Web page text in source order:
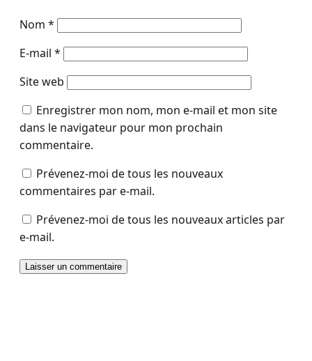
Nom *
E-mail *
Site web
Enregistrer mon nom, mon e-mail et mon site
dans le navigateur pour mon prochain
commentaire.
Prévenez-moi de tous les nouveaux
commentaires par e-mail.
Prévenez-moi de tous les nouveaux articles par
e-mail.